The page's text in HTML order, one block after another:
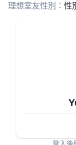
理想室友性別： 性